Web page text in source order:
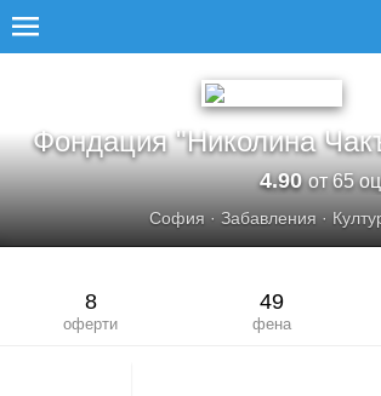
Фондация "Николина
4.90от 65
София· Забавления·
8
оферти
49
фена